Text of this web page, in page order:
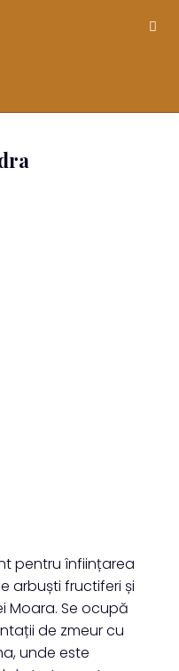
pentru înființarea
arbuști fructiferi și
Moara. Se ocupă
de zmeur cu
unde este